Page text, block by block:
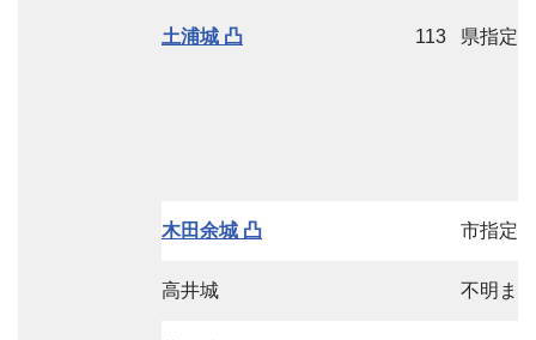
土浦城 凸 113 県指定
木田余城 凸 市指定
高井城 不明ま